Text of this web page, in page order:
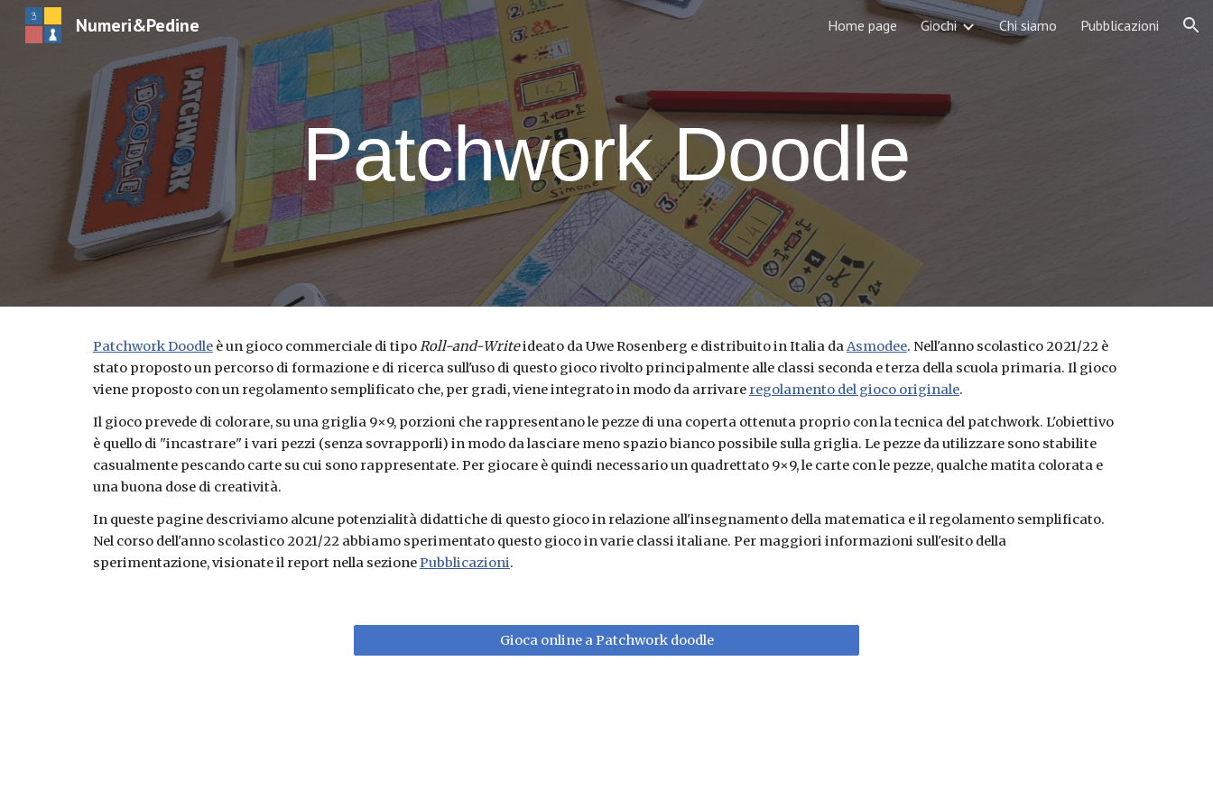
Skip to main content
Numeri&Pedine Home page Giochi Chi siamo Pubblicazioni
Patchwork Doodle
Patchwork Doodle è un gioco commerciale di tipo Roll-and-Write ideato da Uwe Rosenberg e distribuito in Italia da Asmodee. Nell'anno scolastico 2021/22 è
stato proposto un percorso di formazione e di ricerca sull'uso di questo gioco rivolto principalmente alle classi seconda e terza della scuola primaria. Il gioco
viene proposto con un regolamento semplificato che, per gradi, viene integrato in modo da arrivare regolamento del gioco originale.
Il gioco prevede di colorare, su una griglia 9×9, porzioni che rappresentano le pezze di una coperta ottenuta proprio con la tecnica del patchwork. L'obiettivo
è quello di "incastrare" i vari pezzi (senza sovrapporli) in modo da lasciare meno spazio bianco possibile sulla griglia. Le pezze da utilizzare sono stabilite
casualmente pescando carte su cui sono rappresentate. Per giocare è quindi necessario un quadrettato 9×9, le carte con le pezze, qualche matita colorata e
una buona dose di creatività.
In queste pagine descriviamo alcune potenzialità didattiche di questo gioco in relazione all'insegnamento della matematica e il regolamento semplificato.
Nel corso dell'anno scolastico 2021/22 abbiamo sperimentato questo gioco in varie classi italiane. Per maggiori informazioni sull'esito della
sperimentazione, visionate il report nella sezione Pubblicazioni.
Gioca online a Patchwork doodle